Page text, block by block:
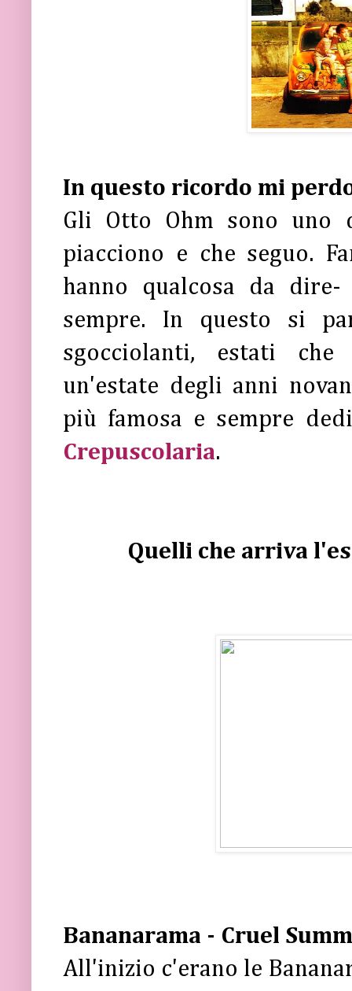
In questo ricordo mi
Gli Otto Ohm sono
piacciono e che seguo.
hanno qualcosa da
sempre. In questo si
sgocciolanti, estati
un'estate degli anni
più famosa e sempre
Crepuscolaria.
Quelli che arriva
Bananarama - Cruel
All'inizio c'erano le